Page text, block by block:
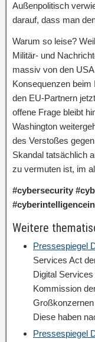
Außenpolitisch
darauf, dass man
Warum so leise?
Militär- und
massiv von den
Konsequenzen
den EU-Partnern
offene Frage bleibt
Washington
des Verstoßes
Skandal tatsächlich
zu vermuten ist, im
#cybersecurity
Weitere
Pressespiegel
Services Act
Digital
Kommission
Diese haben
Pressespiegel